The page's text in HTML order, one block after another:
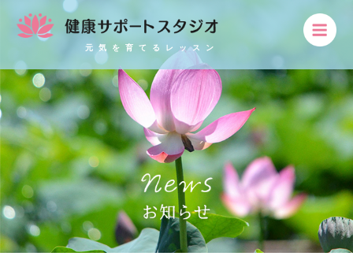
元気を育てるレッスン